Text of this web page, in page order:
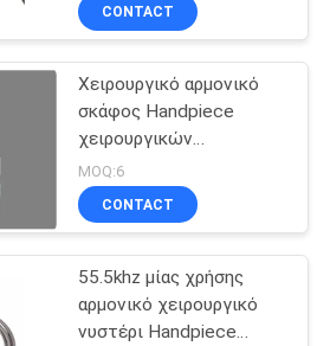
τέμνον
CONTACT
Χειρουργικό αρμονικό
σκάφος Handpiece
χειρουργικών
νυστεριών που
σφραγίζει τον
υπερηχητικό
MOQ:6
CONTACT
55.5khz μίας χρήσης
αρμονικό χειρουργικό
νυστέρι Handpiece